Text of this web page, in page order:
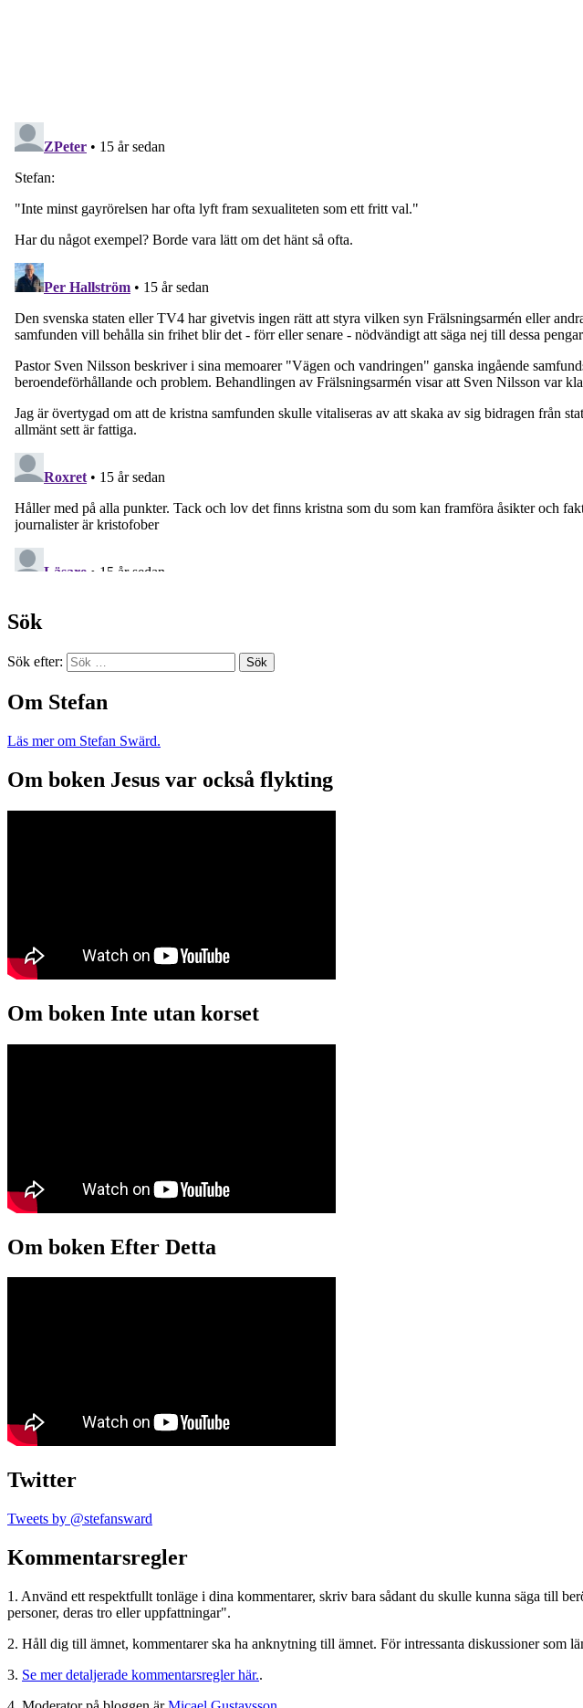
Sök
Sök efter:
Om Stefan
Läs mer om Stefan Swärd.
Om boken Jesus var också flykting
Om boken Inte utan korset
Om boken Efter Detta
Twitter
Tweets by @stefansward
Kommentarsregler
1. Använd ett respektfullt tonläge i dina kommentarer, skriv bara sådant du skulle kunna säga till
personer, deras tro eller uppfattningar".
2. Håll dig till ämnet, kommentarer ska ha anknytning till ämnet. För intressanta diskussioner som
3. Se mer detaljerade kommentarsregler här..